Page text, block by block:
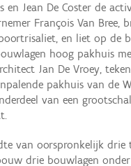
en Jean De Coster de
François Van
en liet op de
hoog pakhuis
Jan De Vroey,
pakhuis van de
van een
van oorspronkelijk
drie bouwlagen